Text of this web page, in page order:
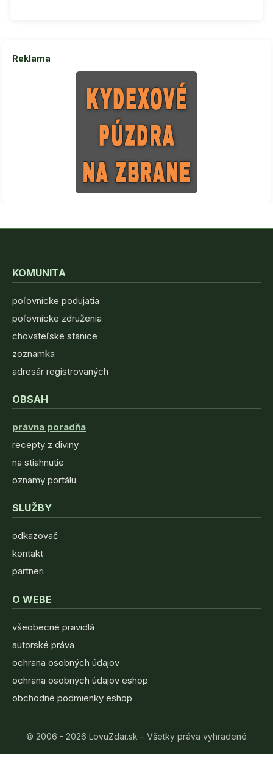
Reklama
KOMUNITA
poľovnícke podujatia
poľovnícke združenia
chovateľské stanice
zoznamka
adresár registrovaných
OBSAH
právna poradňa
recepty z diviny
na stiahnutie
oznamy portálu
SLUŽBY
odkazovač
kontakt
partneri
O WEBE
všeobecné pravidlá
autorské práva
ochrana osobných údajov
ochrana osobných údajov eshop
obchodné podmienky eshop
© 2006 - 2026 LovuZdar.sk – Všetky práva vyhradené